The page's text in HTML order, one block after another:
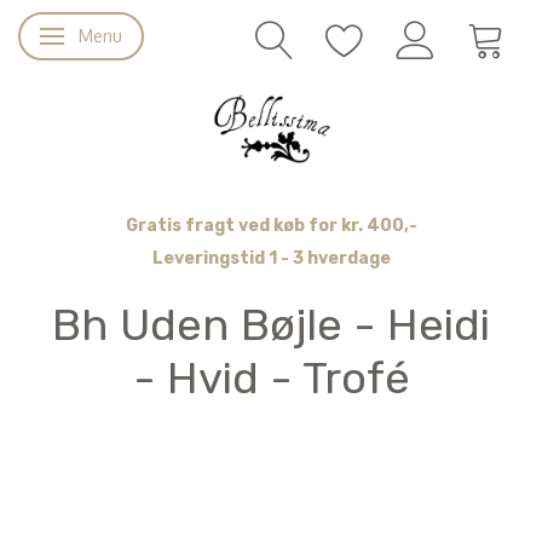
Skifte navigation
Menu
Gratis fragt ved køb for kr. 400,-
Leveringstid 1 - 3 hverdage
Bh Uden Bøjle - Heidi
- Hvid - Trofé